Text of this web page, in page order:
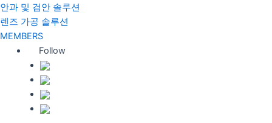
안과 및 검안 솔루션
렌즈 가공 솔루션
MEMBERS
Follow